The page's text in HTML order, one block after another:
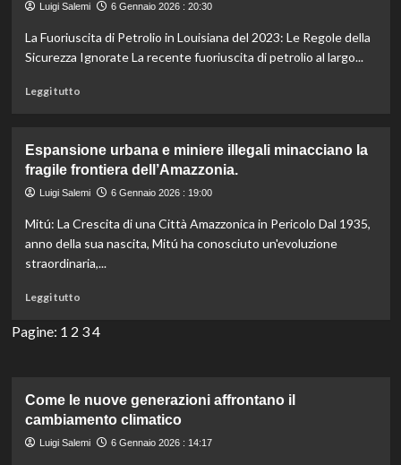
viaggio
flora
e
uniche
Luigi Salemi 6 Gennaio 2026 : 20:30
La Fuoriuscita di Petrolio in Louisiana del 2023: Le Regole della
Sicurezza Ignorate La recente fuoriuscita di petrolio al largo...
Leggi tuttoLeggi
Multa
colossale
in
per
operatore
oleodotto
petrolio
Messico.
Espansione urbana e miniere illegali minacciano la
fragile frontiera dell’Amazzonia.
Luigi Salemi 6 Gennaio 2026 : 19:00
Mitú: La Crescita di una Città Amazzonica in Pericolo Dal 1935,
anno della sua nascita, Mitú ha conosciuto un'evoluzione
straordinaria,...
Leggi tuttoLeggi
più
e
miniere
minacciano
Pagine: 1 2 34
Come le nuove generazioni affrontano il
cambiamento climatico
Luigi Salemi 6 Gennaio 2026 : 14:17